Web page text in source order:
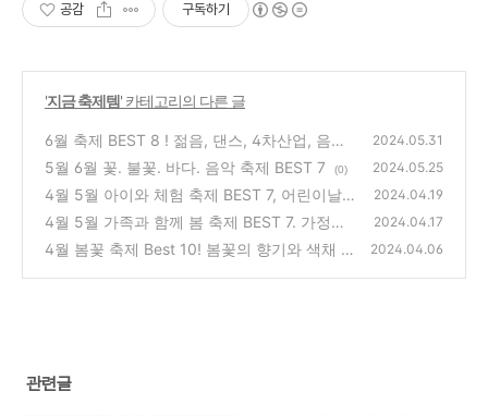
공감 구독하기
'지금 축제템' 카테고리의 다른 글
6월 축제 BEST 8 ! 젊음, 댄스, 4차산업, 음악,
여유, 먹거리 축제 등 추천!
(0)
2024.05.31
5월 6월 꽃. 불꽃. 바다. 음악 축제 BEST 7 (0) 2024.05.25
4월 5월 아이와 체험 축제 BEST 7, 어린이날
뜻 깊은 체험 선물을~
(1)
2024.04.19
4월 5월 가족과 함께 봄 축제 BEST 7. 가정의
달 계획을 미리 세워보자!
(0)
2024.04.17
4월 봄꽃 축제 Best 10! 봄꽃의 향기와 색채 취
2024.04.06
관련글